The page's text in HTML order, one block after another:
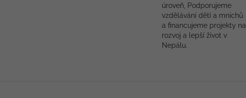
úroveň, Podporujeme
vzdělávání dětí a mnichů
a financujeme projekty na
rozvoj a lepší život v
Nepálu.